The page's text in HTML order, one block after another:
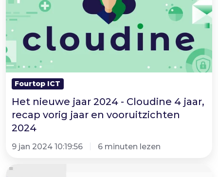
-
Cloudine
4
jaar,
recap
vorig
en
vooruitzichten
Fourtop ICT
Het nieuwe jaar 2024 - Cloudine 4 jaar,
recap vorig jaar en vooruitzichten
2024
9 jan 2024 10:19:56 6 minuten lezen
Microsoft